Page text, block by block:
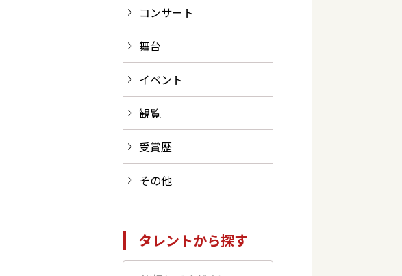
コンサート
舞台
イベント
観覧
受賞歴
その他
タレントから探す